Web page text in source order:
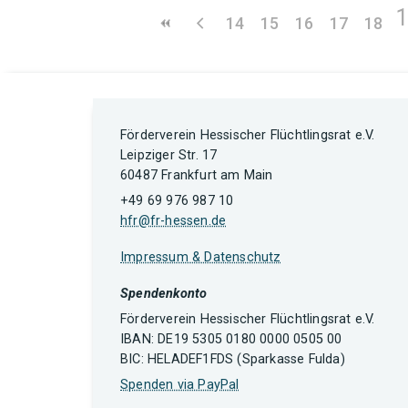
14 15 16 17 18
Förderverein Hessischer Flüchtlingsrat e.V.
Leipziger Str. 17
60487 Frankfurt am Main
+49 69 976 987 10
hfr@fr-hessen.de
Impressum & Datenschutz
Spendenkonto
Förderverein Hessischer Flüchtlingsrat e.V.
IBAN: DE19 5305 0180 0000 0505 00
BIC: HELADEF1FDS (Sparkasse Fulda)
Spenden via PayPal